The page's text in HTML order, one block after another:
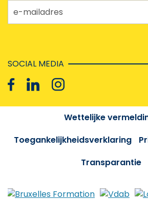
e-mailadres
SOCIAL MEDIA
Wettelijke
Toegankelijkheidsverklaring
Transparantie